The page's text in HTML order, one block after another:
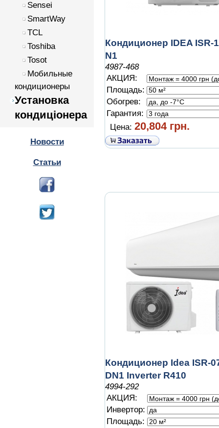
Sensei
SmartWay
TCL
Toshiba
Tosot
Мобильные
кондиционеры
Установка
кондиціонера
Новости
Статьи
Кондиционер IDEA ISR-
N1
4987-468
АКЦИЯ:
Площадь:
Обогрев:
Гарантия:
Цена: 20,804 грн.
Кондиционер Idea ISR-
DN1 Inverter R410
4994-292
АКЦИЯ:
Инвертор:
Площадь: